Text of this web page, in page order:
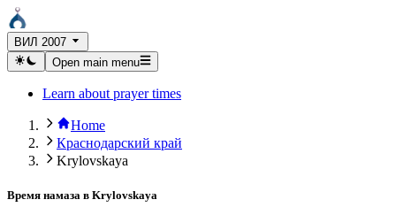
ВИЛ 2007
Open main menu
Learn about prayer times
Home
Краснодарский край
Krylovskaya
Время намаза в Krylovskaya